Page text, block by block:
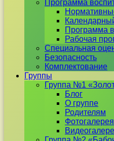
Программа
Программа
Рабочая
Специальная
Безопасность
Комплектование
Группы
Группа №1
Блог
О группе
Родителям
Фотогалерея